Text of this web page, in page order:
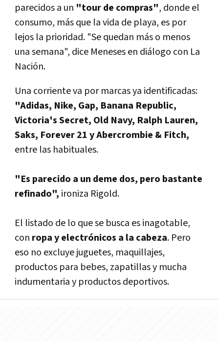
parecidos a un "tour de compras", donde el
consumo, más que la vida de playa, es por
lejos la prioridad. "Se quedan más o menos
una semana", dice Meneses en diálogo con La
Nación.
Una corriente va por marcas ya identificadas:
"Adidas, Nike, Gap, Banana Republic,
Victoria's Secret, Old Navy, Ralph Lauren,
Saks, Forever 21 y Abercrombie & Fitch,
entre las habituales.
"Es parecido a un deme dos, pero bastante
refinado", ironiza Rigold.
El listado de lo que se busca es inagotable,
con ropa y electrónicos a la cabeza. Pero
eso no excluye juguetes, maquillajes,
productos para bebes, zapatillas y mucha
indumentaria y productos deportivos.